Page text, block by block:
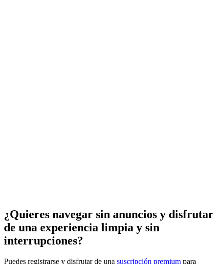
¿Quieres navegar sin anuncios y disfrutar
de una experiencia limpia y sin
interrupciones?
Puedes registrarse y disfrutar de una suscripción premium para